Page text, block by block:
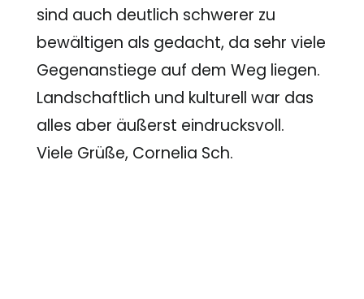
sind auch deutlich schwerer zu
bewältigen als gedacht, da sehr viele
Gegenanstiege auf dem Weg liegen.
Landschaftlich und kulturell war das
alles aber äußerst eindrucksvoll.
Viele Grüße, Cornelia Sch.